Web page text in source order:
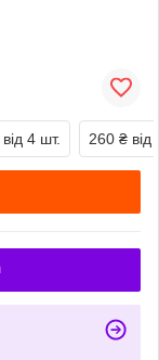
від 4 шт. 260 ₴ від